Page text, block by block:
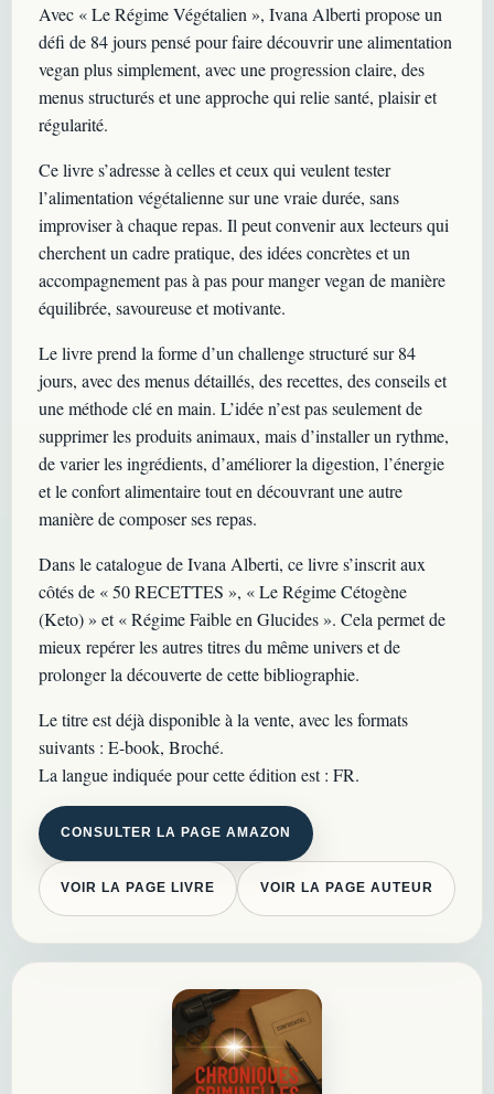
Avec « Le Régime Végétalien », Ivana Alberti propose un
défi de 84 jours pensé pour faire découvrir une alimentation
vegan plus simplement, avec une progression claire, des
menus structurés et une approche qui relie santé, plaisir et
régularité.
Ce livre s’adresse à celles et ceux qui veulent tester
l’alimentation végétalienne sur une vraie durée, sans
improviser à chaque repas. Il peut convenir aux lecteurs qui
cherchent un cadre pratique, des idées concrètes et un
accompagnement pas à pas pour manger vegan de manière
équilibrée, savoureuse et motivante.
Le livre prend la forme d’un challenge structuré sur 84
jours, avec des menus détaillés, des recettes, des conseils et
une méthode clé en main. L’idée n’est pas seulement de
supprimer les produits animaux, mais d’installer un rythme,
de varier les ingrédients, d’améliorer la digestion, l’énergie
et le confort alimentaire tout en découvrant une autre
manière de composer ses repas.
Dans le catalogue de Ivana Alberti, ce livre s’inscrit aux
côtés de « 50 RECETTES », « Le Régime Cétogène
(Keto) » et « Régime Faible en Glucides ». Cela permet de
mieux repérer les autres titres du même univers et de
prolonger la découverte de cette bibliographie.
Le titre est déjà disponible à la vente, avec les formats
suivants : E-book, Broché.
La langue indiquée pour cette édition est : FR.
CONSULTER LA PAGE AMAZON
VOIR LA PAGE LIVRE VOIR LA PAGE AUTEUR